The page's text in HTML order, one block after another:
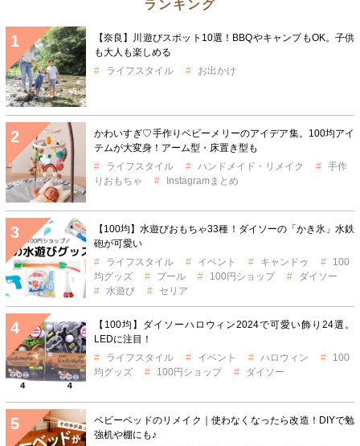
ランキング
【奈良】川遊びスポット10選！BBQやキャンプもOK。子供
も大人も楽しめる
ライフスタイル
お出かけ
かわいすぎ♡手作りベビーメリーのアイデア集。100均アイ
テムが大変身！アーム型・床置き型も
ライフスタイル
ハンドメイド・リメイク
手作
りおもちゃ
Instagramまとめ
【100均】水遊びおもちゃ33種！ダイソーの「かき氷」水鉄
砲が可愛い
ライフスタイル
イベント キャンドゥ
100
均グッズ
プール 100円ショップ
ダイソー
水遊び
セリア
【100均】ダイソーハロウィン2024で可愛い飾り24選。
LEDに注目！
ライフスタイル
イベント ハロウィン
100
均グッズ
100円ショップ ダイソー
ベビーベッドのリメイク｜使わなくなったら改造！DIYで勉
強机や棚にも♪